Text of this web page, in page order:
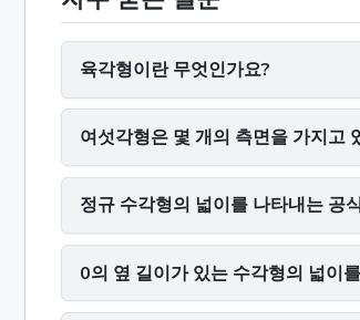
육각형이란 무엇인가요?
여섯각형은 몇 개의 측면을 가지고
정규 수각형의 넓이를 나타내는 공
0의 옆 길이가 있는 수각형의 넓이